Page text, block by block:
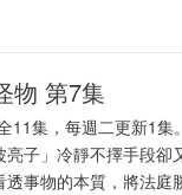
物 第7集
11集，每週二更新1集
亮子」冷靜不擇手段卻
透事物的本質，將法庭